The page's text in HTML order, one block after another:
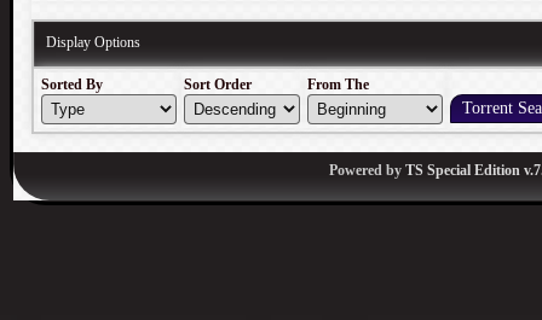
Display Options
Sorted By Sort Order From The
Powered by TS Special Edition